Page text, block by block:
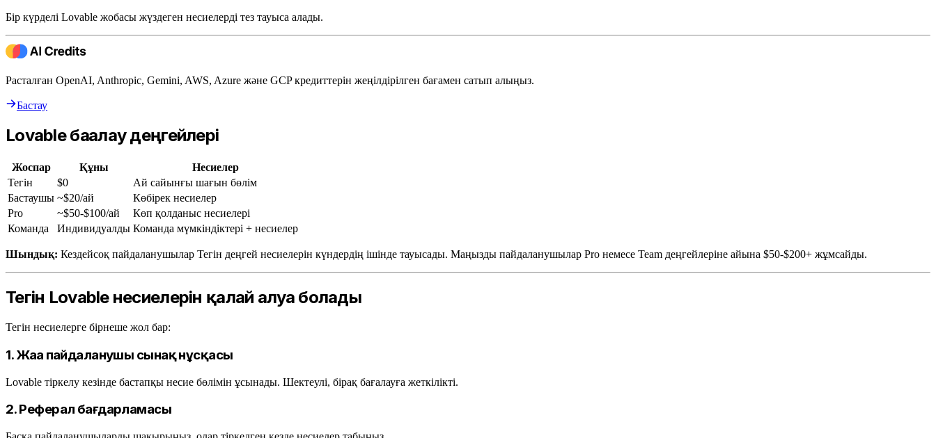
Бір күрделі Lovable жобасы жүздеген несиелерді тез тауыса алады.
Расталған OpenAI, Anthropic, Gemini, AWS, Azure және GCP кредиттерін жеңілдірілген бағамен сатып алыңыз.
Бастау
Lovable бағалау деңгейлері
Жоспар Құны
Несиелер
Тегін
$0
Ай сайынғы шағын бөлім
Бастаушы ~$20/ай
Көбірек несиелер
Pro
~$50-$100/ай
Көп қолданыс несиелері
Команда
Индивидуалды Команда мүмкіндіктері + несиелер
Шындық: Кездейсоқ пайдаланушылар Тегін деңгей несиелерін күндердің ішінде тауысады. Маңызды пайдаланушылар Pro немесе Team деңгейлеріне айына $50-$200+ жұмсайды.
Тегін Lovable несиелерін қалай алуға болады
Тегін несиелерге бірнеше жол бар:
1. Жаңа пайдаланушы сынақ нұсқасы
Lovable тіркелу кезінде бастапқы несие бөлімін ұсынады. Шектеулі, бірақ бағалауға жеткілікті.
2. Реферал бағдарламасы